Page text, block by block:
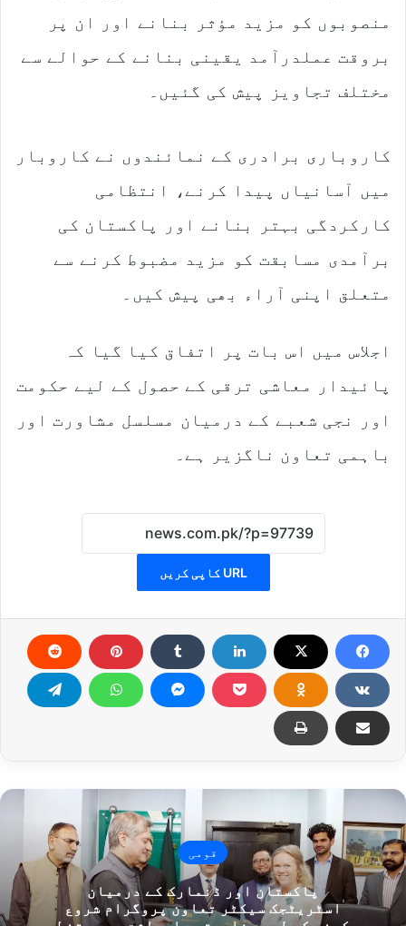
منصوبوں کو مزید مؤثر بنانے اور ان پر
بروقت عملدرآمد یقینی بنانے کے حوالے سے
مختلف تجاویز پیش کی گئیں۔
کاروباری برادری کے نمائندوں نے کاروبار
میں آسانیاں پیدا کرنے، انتظامی
کارکردگی بہتر بنانے اور پاکستان کی
برآمدی مسابقت کو مزید مضبوط کرنے سے
متعلق اپنی آراء بھی پیش کیں۔
اجلاس میں اس بات پر اتفاق کیا گیا کہ
پائیدار معاشی ترقی کے حصول کے لیے حکومت
اور نجی شعبے کے درمیان مسلسل مشاورت اور
باہمی تعاون ناگزیر ہے۔
URL کاپی کریں
قومی
پاکستان اور ڈنمارک کے درمیان
اسٹریٹجک سیکٹر تعاون پروگرام شروع